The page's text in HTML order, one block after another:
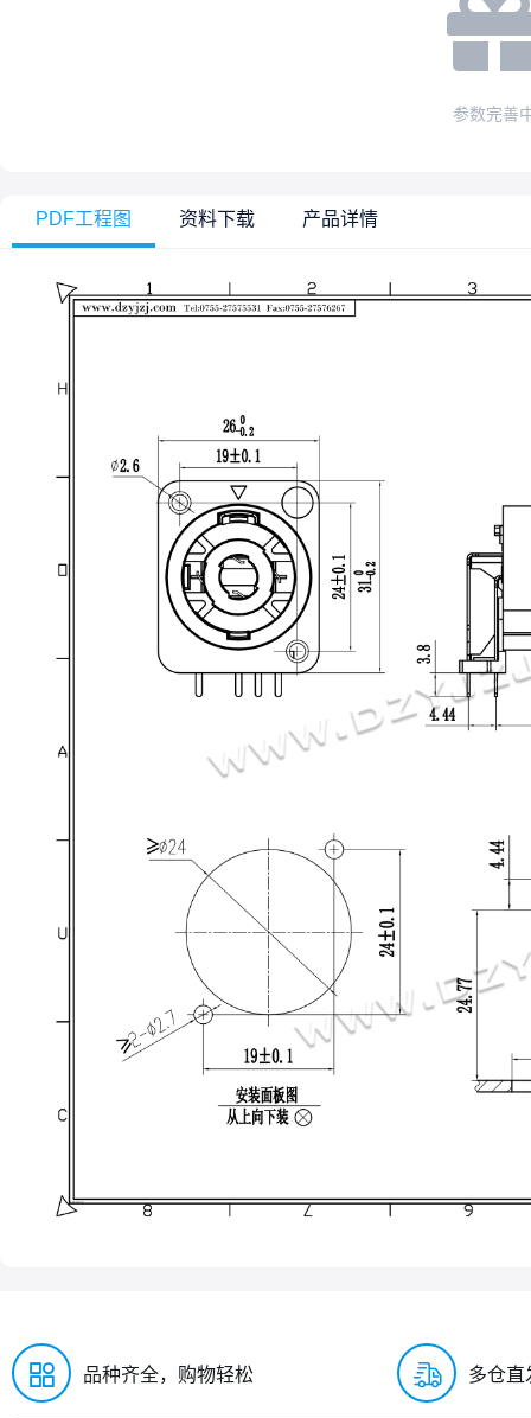
参数完善
PDF工程图 资料下载 产品详情
品种齐全，购物轻松 多仓直